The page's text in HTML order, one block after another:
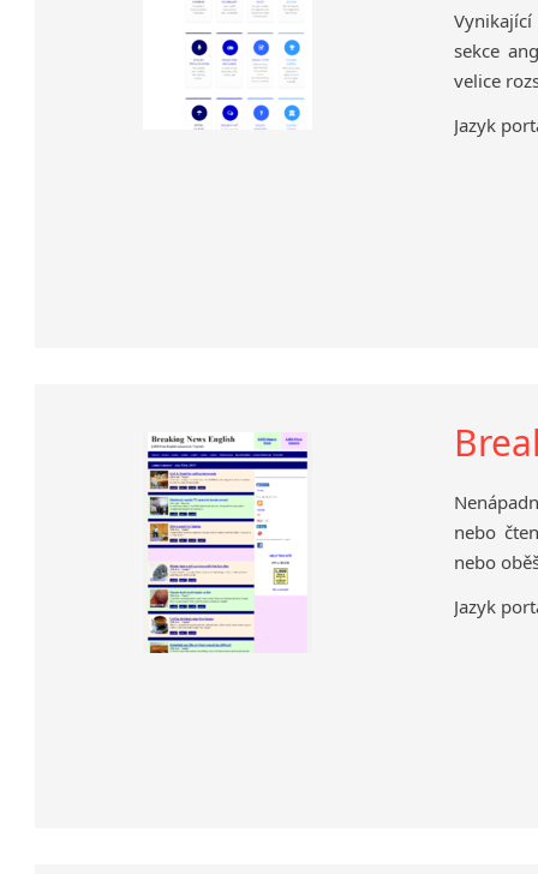
sekce
velice
Jazyk
nebo
nebo
Jazyk